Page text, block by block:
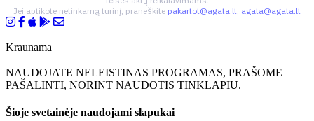
Jei aptikote netinkamą turinį, praneškite pakartot@agata.lt, agata@agata.lt
Kraunama
NAUDOJATE NELEISTINAS PROGRAMAS, PRAŠOME
PAŠALINTI, NORINT NAUDOTIS TINKLAPIU.
Šioje svetainėje naudojami slapukai